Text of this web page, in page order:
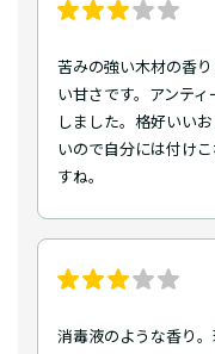
苦みの強い木材の香
い甘さです。アンテ
しました。格好いい
いので自分には付け
すね。
消毒液のような香り